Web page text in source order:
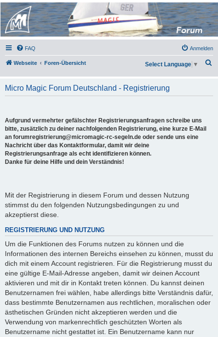
Micro Magic Forum
Deutschland
FAQ Anmelden
Webseite Foren-Übersicht
h
Select Language ▼
Micro Magic Forum Deutschland - Registrierung
Aufgrund vermehrter gefälschter Registrierungsanfragen schreibe uns
bitte, zusätzlich zu deiner nachfolgenden Registrierung, eine kurze E-Mail
an forumregistrierung@micromagic-rc-segeln.de oder sende uns eine
Nachricht über das Kontaktformular, damit wir deine
Registrierungsanfrage als echt identifizieren können.
Danke für deine Hilfe und dein Verständnis!
Mit der Registrierung in diesem Forum und dessen Nutzung
stimmst du den folgenden Nutzungsbedingungen zu und
akzeptierst diese.
REGISTRIERUNG UND NUTZUNG
Um die Funktionen des Forums nutzen zu können und die
Informationen des internen Bereichs einsehen zu können, musst du
dich mit einem Account registrieren. Für die Registrierung musst du
eine gültige E-Mail-Adresse angeben, damit wir deinen Account
aktivieren und mit dir in Kontakt treten können. Du kannst deinen
Benutzernamen frei wählen, habe allerdings bitte Verständnis dafür,
dass bestimmte Benutzernamen aus rechtlichen, moralischen oder
ästhetischen Gründen nicht akzeptieren werden und die
Verwendung von markenrechtlich geschützten Worten als
Benutzername nicht gestattet ist. Ein Benutzername kann nur